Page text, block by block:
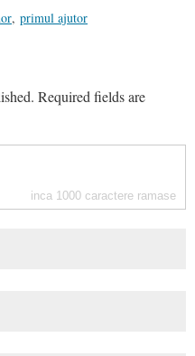
, primul ajutor
Required fields are
inca 1000 caractere ramase